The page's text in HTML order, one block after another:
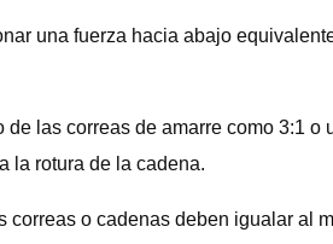
una fuerza hacia abajo
las correas de amarre como 3:1
la rotura de la cadena.
correas o cadenas deben igualar al